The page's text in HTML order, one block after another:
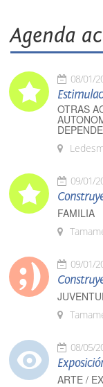
Agenda
08/01/
OTRAS
09/01/
FAMILIA
09/01/
08/05/
ARTE /